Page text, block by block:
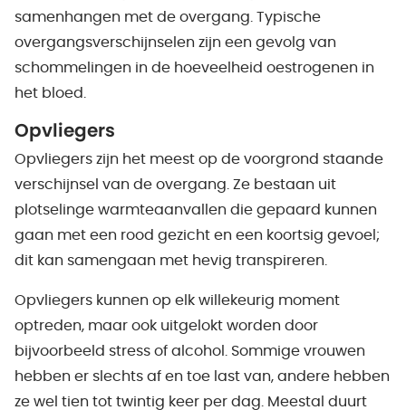
samenhangen met de overgang. Typische
overgangsverschijnselen zijn een gevolg van
schommelingen in de hoeveelheid oestrogenen in
het bloed.
Opvliegers
Opvliegers zijn het meest op de voorgrond staande
verschijnsel van de overgang. Ze bestaan uit
plotselinge warmteaanvallen die gepaard kunnen
gaan met een rood gezicht en een koortsig gevoel;
dit kan samengaan met hevig transpireren.
Opvliegers kunnen op elk willekeurig moment
optreden, maar ook uitgelokt worden door
bijvoorbeeld stress of alcohol. Sommige vrouwen
hebben er slechts af en toe last van, andere hebben
ze wel tien tot twintig keer per dag. Meestal duurt